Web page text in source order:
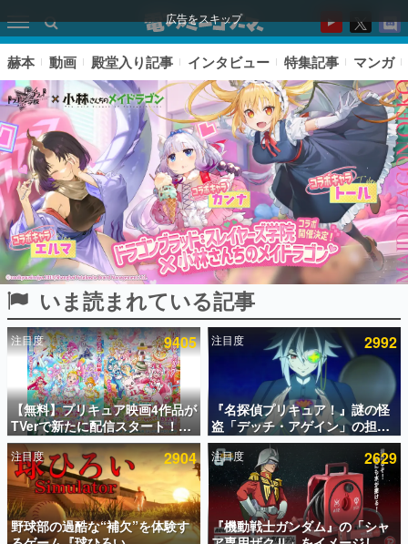
広告をスキップ
ピックアップ
電ファミのいま読まれている記事ランキング
アプリセール情報
インタビュー
連載・特集一覧
殿堂入り記事
SNS拡散数が数千以上！ ページビュー数万以上！ などな
ど。多くの人々に読まれた、電ファミ渾身の“殿堂入り”記
赫本 動画 殿堂入り記事 インタビュー 特集記事 マンガ
いま読まれている記事
注目度 9405
【無料】プリキュア映画4作品が
TVerで新たに配信スタート！な
んと2018年～2024年の映画ほぼ
すべてが見放題に、ぶっちゃけ
ありえないラインナップ
注目度 2992
『名探偵プリキュア！』謎の怪
盗「デッチ・アゲイン」の担当
キャストは天﨑滉平さんと判
明。『Re:ゼロから始める異世
界生活』オットー役、『ヒプノ
シスマイク』山田三郎役など
注目度 2904
野球部の過酷な“補欠”を体験す
注目度 2629
『機動戦士ガンダム』の「シャ